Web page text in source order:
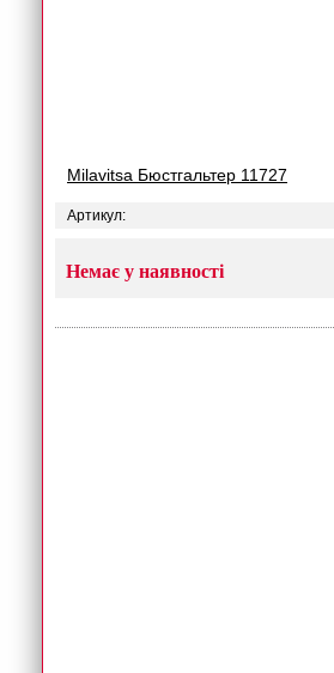
Milavitsa Бюстгальтер 11727
Артикул:
Немає у наявності